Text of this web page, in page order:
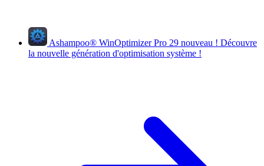
Ashampoo® WinOptimizer Pro 29 nouveau ! Découvre
la nouvelle génération d'optimisation système !